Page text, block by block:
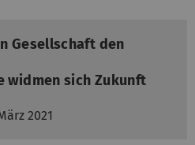
Gesellschaft den
widmen sich Zukunft
2021